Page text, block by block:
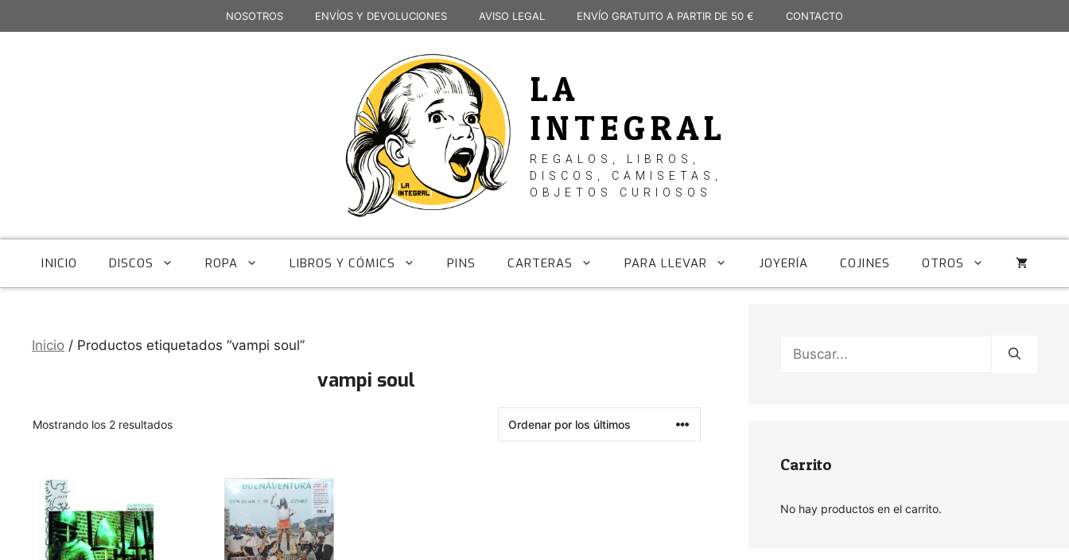
al
NOSOTROS ENVÍOS Y DEVOLUCIONES AVISO LEGAL ENVÍO GRATUITO A PARTIR DE 50 € CONTACTO
LA
INTEGRAL
REGALOS, LIBROS,
DISCOS, CAMISETAS,
OBJETOS CURIOSOS
INICIO DISCOS ROPA LIBROS Y CÓMICS PINS CARTERAS PARA LLEVAR JOYERÍA COJINES OTROS
Inicio / Productos etiquetados “vampi soul”
vampi soul
Mostrando los 2 resultadosOrdenado
Buscar:
Carrito
No hay productos en el carrito.